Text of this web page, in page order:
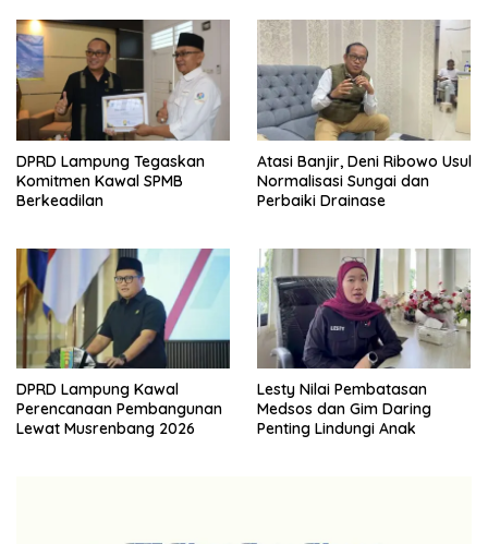
DPRD Lampung Tegaskan
Komitmen Kawal SPMB
Berkeadilan
Atasi Banjir, Deni Ribowo Usul
Normalisasi Sungai dan
Perbaiki Drainase
DPRD Lampung Kawal
Perencanaan Pembangunan
Lewat Musrenbang 2026
Lesty Nilai Pembatasan
Medsos dan Gim Daring
Penting Lindungi Anak